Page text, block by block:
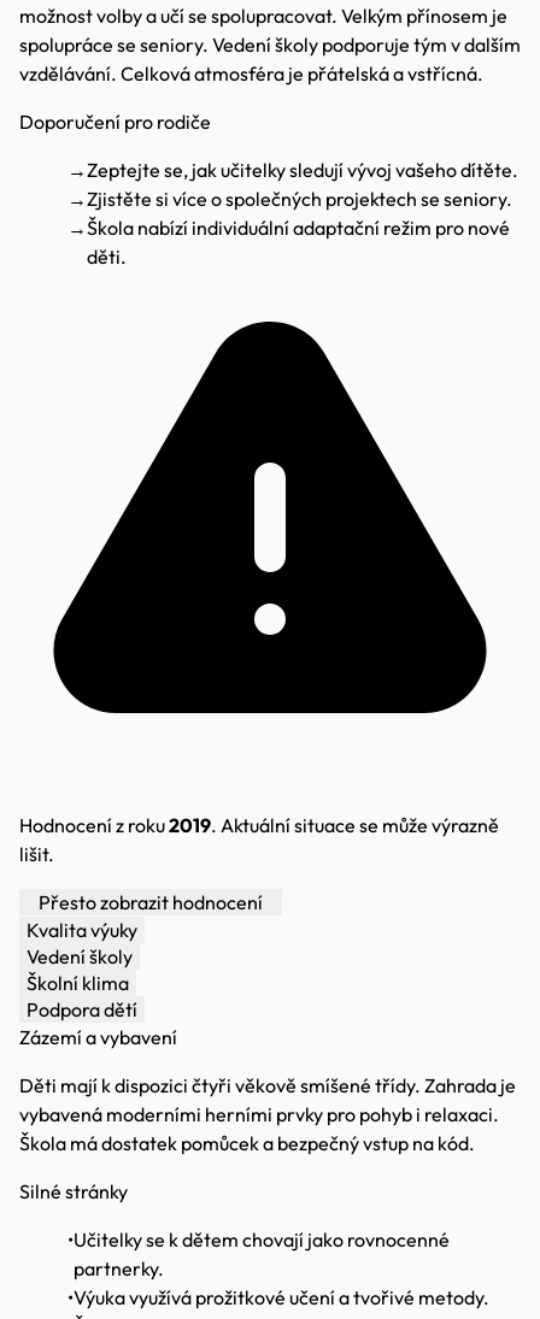
možnost volby a učí se spolupracovat. Velkým přínosem je
spolupráce se seniory. Vedení školy podporuje tým v dalším
vzdělávání. Celková atmosféra je přátelská a vstřícná.
Doporučení pro rodiče
→Zeptejte se, jak učitelky sledují vývoj vašeho dítěte.
→Zjistěte si více o společných projektech se seniory.
→Škola nabízí individuální adaptační režim pro nové
děti.
Hodnocení z roku2019. Aktuální situace se může výrazně
lišit.
Přesto zobrazit hodnocení
Kvalita výuky
Vedení školy
Školní klima
Podpora dětí
Zázemí a vybavení
Děti mají k dispozici čtyři věkově smíšené třídy. Zahrada je
vybavená moderními herními prvky pro pohyb i relaxaci.
Škola má dostatek pomůcek a bezpečný vstup na kód.
Silné stránky
•Učitelky se k dětem chovají jako rovnocenné
partnerky.
•Výuka využívá prožitkové učení a tvořivé metody.